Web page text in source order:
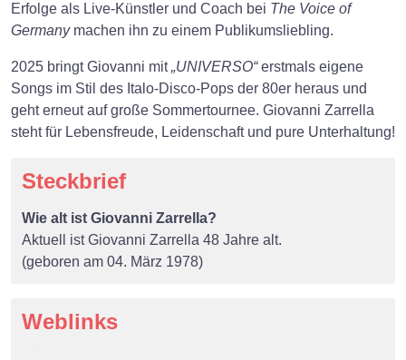
Erfolge als Live-Künstler und Coach bei The Voice of
Germanymachen ihn zu einem Publikumsliebling.
2025 bringt Giovanni mit„UNIVERSO“erstmals eigene
Songs im Stil des Italo-Disco-Pops der 80er heraus und
geht erneut auf große Sommertournee. Giovanni Zarrella
steht für Lebensfreude, Leidenschaft und pure Unterhaltung!
Steckbrief
Wie alt ist Giovanni Zarrella?
Aktuell ist Giovanni Zarrella 48 Jahre alt.
(geboren am 04. März 1978)
Weblinks